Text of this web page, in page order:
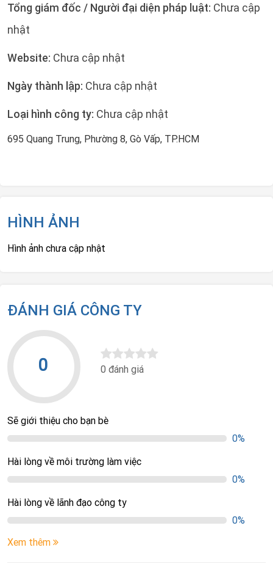
Tổng giám đốc / Người đại diện pháp luật: Chưa cập
nhật
Website: Chưa cập nhật
Ngày thành lập: Chưa cập nhật
Loại hình công ty: Chưa cập nhật
695 Quang Trung, Phường 8, Gò Vấp, TP.HCM
HÌNH ẢNH
Hình ảnh chưa cập nhật
ĐÁNH GIÁ CÔNG TY
0 0 đánh giá
Sẽ giới thiệu cho bạn bè
0%
Hài lòng về môi trường làm việc
0%
Hài lòng về lãnh đạo công ty
0%
Xem thêm